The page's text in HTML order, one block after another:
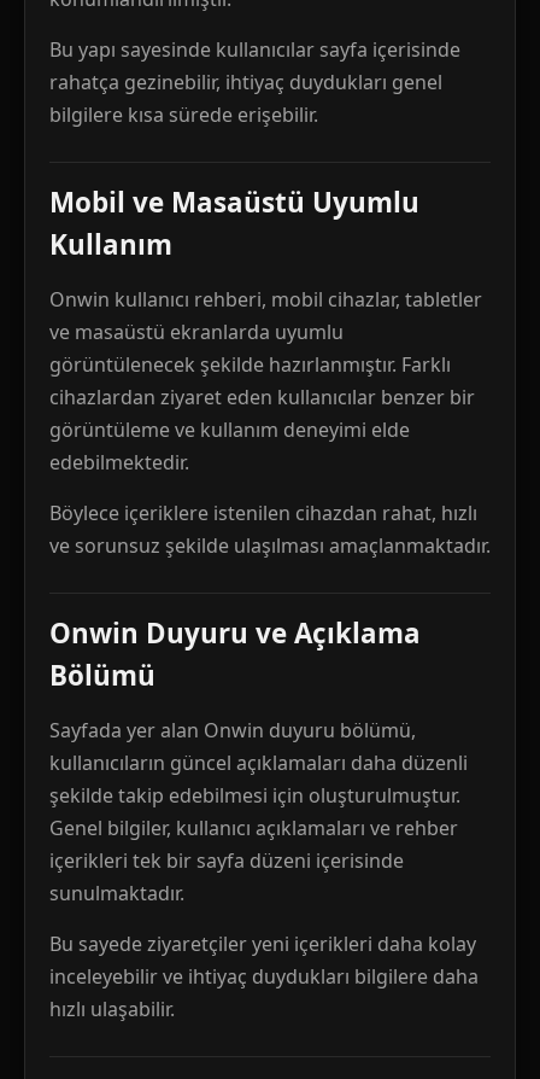
Bu yapı sayesinde kullanıcılar sayfa içerisinde
rahatça gezinebilir, ihtiyaç duydukları genel
bilgilere kısa sürede erişebilir.
Mobil ve Masaüstü Uyumlu
Kullanım
Onwin kullanıcı rehberi, mobil cihazlar, tabletler
ve masaüstü ekranlarda uyumlu
görüntülenecek şekilde hazırlanmıştır. Farklı
cihazlardan ziyaret eden kullanıcılar benzer bir
görüntüleme ve kullanım deneyimi elde
edebilmektedir.
Böylece içeriklere istenilen cihazdan rahat, hızlı
ve sorunsuz şekilde ulaşılması amaçlanmaktadır.
Onwin Duyuru ve Açıklama
Bölümü
Sayfada yer alan Onwin duyuru bölümü,
kullanıcıların güncel açıklamaları daha düzenli
şekilde takip edebilmesi için oluşturulmuştur.
Genel bilgiler, kullanıcı açıklamaları ve rehber
içerikleri tek bir sayfa düzeni içerisinde
sunulmaktadır.
Bu sayede ziyaretçiler yeni içerikleri daha kolay
inceleyebilir ve ihtiyaç duydukları bilgilere daha
hızlı ulaşabilir.